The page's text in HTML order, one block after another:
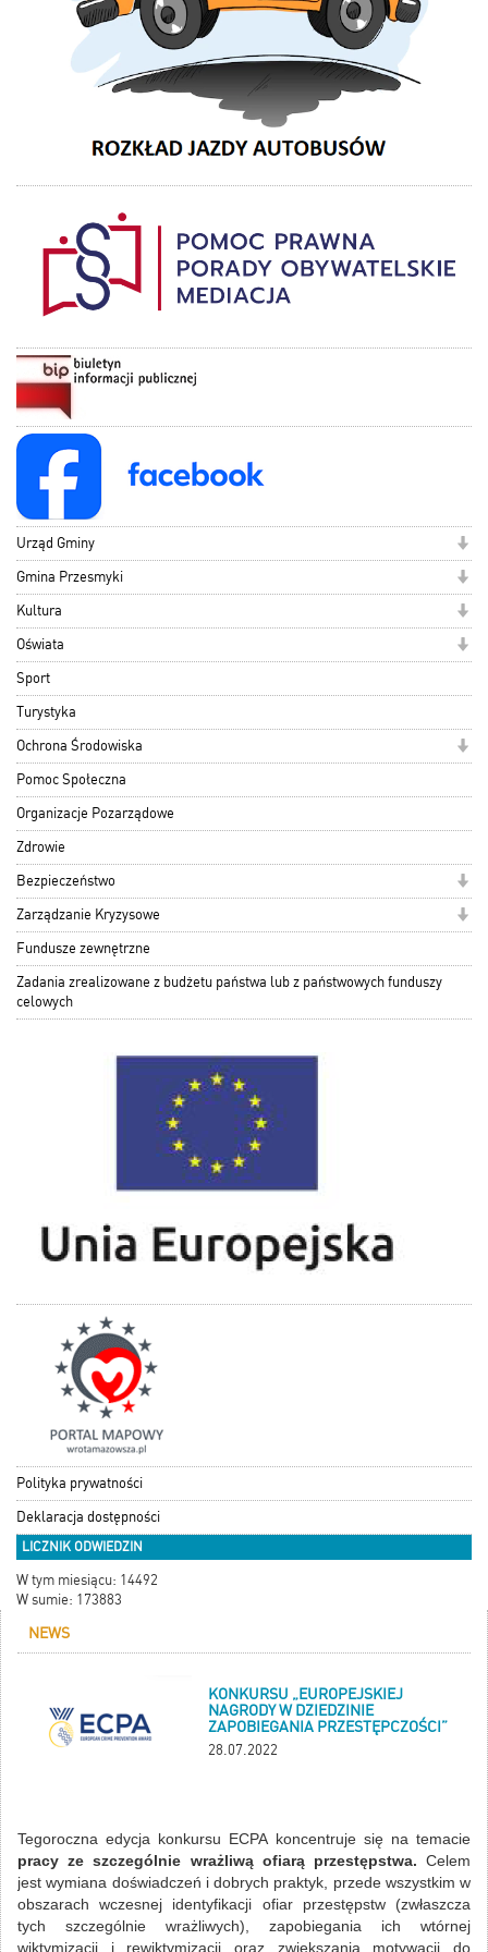
Urząd Gminy
Gmina Przesmyki
Kultura
Oświata
Sport
Turystyka
Ochrona Środowiska
Pomoc Społeczna
Organizacje Pozarządowe
Zdrowie
Bezpieczeństwo
Zarządzanie Kryzysowe
Fundusze zewnętrzne
Zadania zrealizowane z budżetu państwa lub z państwowych funduszy
celowych
Polityka prywatności
Deklaracja dostępności
LICZNIK ODWIEDZIN
W tym miesiącu: 14492
W sumie: 173883
NEWS
KONKURSU „EUROPEJSKIEJ
NAGRODY W DZIEDZINIE
ZAPOBIEGANIA PRZESTĘPCZOŚCI”
28.07.2022
Tegoroczna edycja konkursu ECPA koncentruje się na temacie
pracy ze szczególnie wrażliwą ofiarą przestępstwa. Celem
jest wymiana doświadczeń i dobrych praktyk, przede wszystkim w
obszarach wczesnej identyfikacji ofiar przestępstw (zwłaszcza
tych szczególnie wrażliwych), zapobiegania ich wtórnej
wiktymizacji i rewiktymizacji oraz zwiększania motywacji do